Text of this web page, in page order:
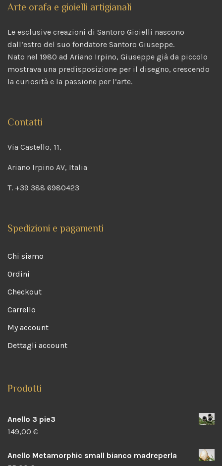
Arte orafa e gioielli artigianali
Le esclusive creazioni di Santoro Gioielli nascono
dall’estro del suo fondatore Santoro Giuseppe.
Nato nel 1980 ad Ariano Irpino, Giuseppe già da piccolo
mostrava una predisposizione per il disegno, crescendo
la curiosità e la passione per l’arte.
Contatti
Via Castello, 11,
Ariano Irpino AV, Italia
T. +39 388 6980423
Spedizioni e pagamenti
Chi siamo
Ordini
Checkout
Carrello
My account
Dettagli account
Prodotti
Anello 3 pie3
149,00 €
Anello Metamorphic small bianco madreperla